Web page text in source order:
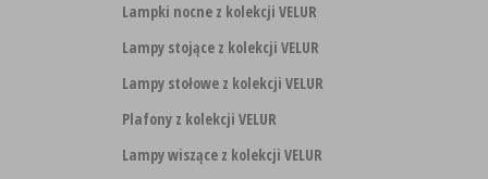
Lampki nocne z kolekcji VELUR
Lampy stojące z kolekcji VELUR
Lampy stołowe z kolekcji VELUR
Plafony z kolekcji VELUR
Lampy wiszące z kolekcji VELUR